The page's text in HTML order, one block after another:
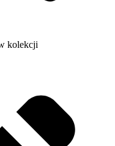
kolekcji